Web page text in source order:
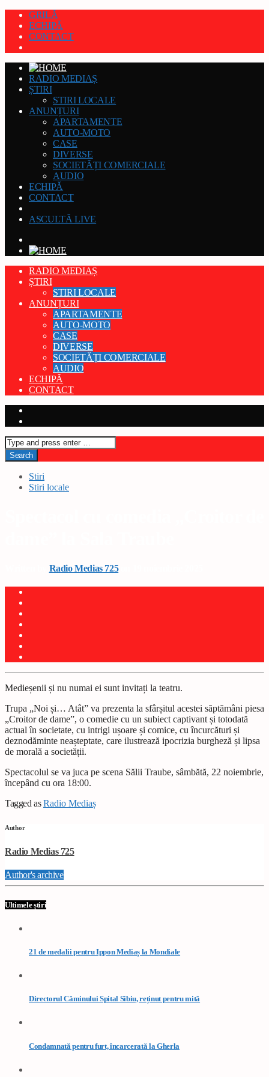
GRILĂ
ECHIPĂ
CONTACT
RADIO MEDIAȘ
ȘTIRI
STIRI LOCALE
ANUNȚURI
APARTAMENTE
AUTO-MOTO
CASE
DIVERSE
SOCIETĂȚI COMERCIALE
AUDIO
ECHIPĂ
CONTACT
ASCULTĂ LIVE
RADIO MEDIAȘ
ȘTIRI
STIRI LOCALE
ANUNȚURI
APARTAMENTE
AUTO-MOTO
CASE
DIVERSE
SOCIETĂȚI COMERCIALE
AUDIO
ECHIPĂ
CONTACT
Stiri
Stiri locale
Radio Medias 725on 19 noiembrie 2025
Medieșenii și nu numai ei sunt invitați la teatru.
Trupa „Noi și… Atât” va prezenta la sfârșitul acestei săptămâni piesa
„Croitor de dame”, o comedie cu un subiect captivant și totodată
actual în societate, cu intrigi ușoare și comice, cu încurcături și
deznodăminte neașteptate, care ilustrează ipocrizia burgheză și lipsa
de morală a societății.
Spectacolul se va juca pe scena Sălii Traube, sâmbătă, 22 noiembrie,
începând cu ora 18:00.
Tagged asRadio Mediaș
Author
Radio Medias 725
Author's archive
Ultimele știri
21 de medalii pentru Ippon Mediaș la Mondiale
Directorul Căminului Spital Sibiu, reținut pentru mită
Condamnată pentru furt, încarcerată la Gherla